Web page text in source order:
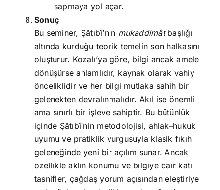
sapmaya yol açar.
Sonuç
Bu seminer, Şâtıbî’nin mukaddimâtbaşlığı
altında kurduğu teorik temelin son halkasını
oluşturur. Kozalı’ya göre, bilgi ancak amele
dönüşürse anlamlıdır, kaynak olarak vahiy
önceliklidir ve her bilgi mutlaka sahih bir
gelenekten devralınmalıdır. Akıl ise önemli
ama sınırlı bir işleve sahiptir. Bu bütünlük
içinde Şâtıbî’nin metodolojisi, ahlak–hukuk
uyumu ve pratiklik vurgusuyla klasik fıkıh
geleneğinde yeni bir açılım sunar. Ancak
özellikle aklın konumu ve bilgiye dair katı
tasnifler, çağdaş yorum açısından eleştiriye